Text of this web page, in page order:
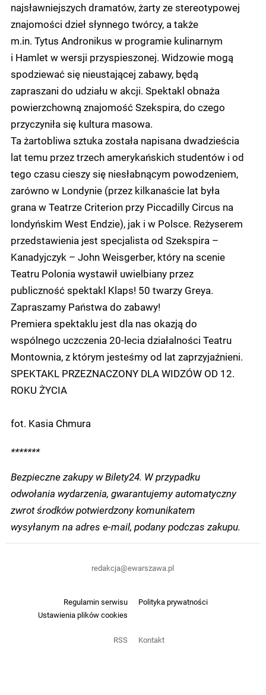
najsławniejszych dramatów, żarty ze stereotypowej
znajomości dzieł słynnego twórcy, a także
m.in. Tytus Andronikus w programie kulinarnym
i Hamlet w wersji przyspieszonej. Widzowie mogą
spodziewać się nieustającej zabawy, będą
zapraszani do udziału w akcji. Spektakl obnaża
powierzchowną znajomość Szekspira, do czego
przyczyniła się kultura masowa.
Ta żartobliwa sztuka została napisana dwadzieścia
lat temu przez trzech amerykańskich studentów i od
tego czasu cieszy się niesłabnącym powodzeniem,
zarówno w Londynie (przez kilkanaście lat była
grana w Teatrze Criterion przy Piccadilly Circus na
londyńskim West Endzie), jak i w Polsce. Reżyserem
przedstawienia jest specjalista od Szekspira –
Kanadyjczyk – John Weisgerber, który na scenie
Teatru Polonia wystawił uwielbiany przez
publiczność spektakl Klaps! 50 twarzy Greya.
Zapraszamy Państwa do zabawy!
Premiera spektaklu jest dla nas okazją do
wspólnego uczczenia 20-lecia działalności Teatru
Montownia, z którym jesteśmy od lat zaprzyjaźnieni.
SPEKTAKL PRZEZNACZONY DLA WIDZÓW OD 12.
ROKU ŻYCIA
fot. Kasia Chmura
*******
Bezpieczne zakupy w Bilety24. W przypadku
odwołania wydarzenia, gwarantujemy automatyczny
zwrot środków potwierdzony komunikatem
wysyłanym na adres e-mail, podany podczas zakupu.
Regulamin serwisu
Polityka prywatności
Ustawienia plików cookies
RSS Kontakt
redakcja@ewarszawa.pl